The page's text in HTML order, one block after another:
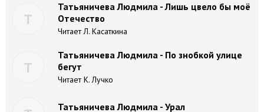
Т
Татьяничева Людмила - Лишь цвело бы моё
Отечество
Читает Л. Касаткина
Т
Татьяничева Людмила - По знобкой улице
бегут
Читает К. Лучко
Татьяничева Людмила - Урал